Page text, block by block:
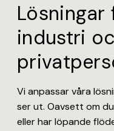
Lösningar
industri
Vi anpassar våra
ser ut. Oavsett om
eller har löpande